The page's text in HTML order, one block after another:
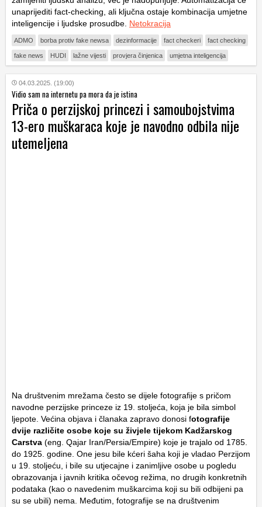
unaprijediti fact-checking, ali ključna ostaje kombinacija umjetne
inteligencije i ljudske prosudbe. Netokracija
ADMO borba protiv fake newsa dezinformacije fact checkeri fact checking
fake news HUDI lažne vijesti provjera činjenica umjetna inteligencija
04.03.2025. (19:00)
Vidio sam na internetu pa mora da je istina
Priča o perzijskoj princezi i samoubojstvima
13-ero muškaraca koje je navodno odbila nije
utemeljena
Na društvenim mrežama često se dijele fotografije s pričom
navodne perzijske princeze iz 19. stoljeća, koja je bila simbol
ljepote. Većina objava i članaka zapravo donosi fotografije
dvije različite osobe koje su živjele tijekom Kadžarskog
Carstva (eng. Qajar Iran/Persia/Empire) koje je trajalo od 1785.
do 1925. godine. One jesu bile kćeri šaha koji je vladao Perzijom
u 19. stoljeću, i bile su utjecajne i zanimljive osobe u pogledu
obrazovanja i javnih kritika očevog režima, no drugih konkretnih
podataka (kao o navedenim muškarcima koji su bili odbijeni pa
su se ubili) nema. Međutim, fotografije se na društvenim